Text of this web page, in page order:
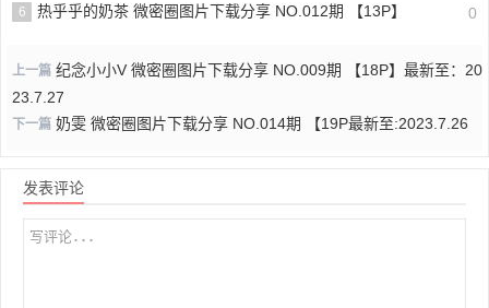
6 热乎乎的奶茶 微密圈图片下载分享 NO.012期 【13P】 0
上一篇 纪念小小V 微密圈图片下载分享 NO.009期 【18P】最新至：20
23.7.27
下一篇 奶雯 微密圈图片下载分享 NO.014期 【19P最新至:2023.7.26
发表评论